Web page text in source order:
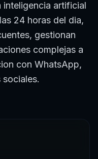
inteligencia artificial
24 horas del dia,
gestionan
complejas a
con WhatsApp,